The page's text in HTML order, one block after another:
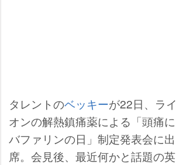
タレントのベッキーが22日、ライ
オンの解熱鎮痛薬による「頭痛に
バファリンの日」制定発表会に出
席。会見後、最近何かと話題の英